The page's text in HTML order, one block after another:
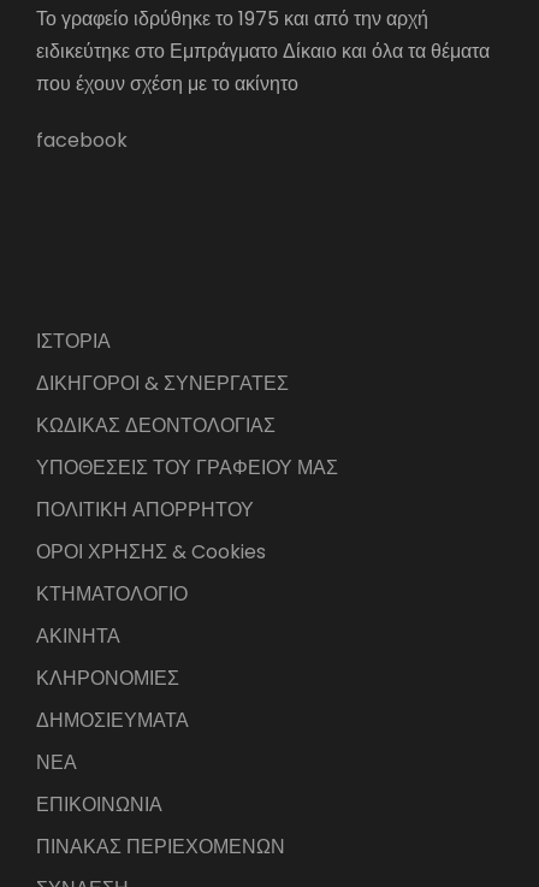
Το γραφείο ιδρύθηκε το 1975 και από την αρχή
ειδικεύτηκε στο Εμπράγματο Δίκαιο και όλα τα θέματα
που έχουν σχέση με το ακίνητο
facebook
ΙΣΤΟΡΙΑ
ΔΙΚΗΓΟΡΟΙ & ΣΥΝΕΡΓΑΤΕΣ
ΚΩΔΙΚΑΣ ΔΕΟΝΤΟΛΟΓΙΑΣ
ΥΠΟΘΕΣΕΙΣ ΤΟΥ ΓΡΑΦΕΙΟΥ ΜΑΣ
ΠΟΛΙΤΙΚΗ ΑΠΟΡΡΗΤΟΥ
ΟΡΟΙ ΧΡΗΣΗΣ & Cookies
ΚΤΗΜΑΤΟΛΟΓΙΟ
ΑΚΙΝΗΤΑ
ΚΛΗΡΟΝΟΜΙΕΣ
ΔΗΜΟΣΙΕΥΜΑΤΑ
ΝΕΑ
ΕΠΙΚΟΙΝΩΝΙΑ
ΠΙΝΑΚΑΣ ΠΕΡΙΕΧΟΜΕΝΩΝ